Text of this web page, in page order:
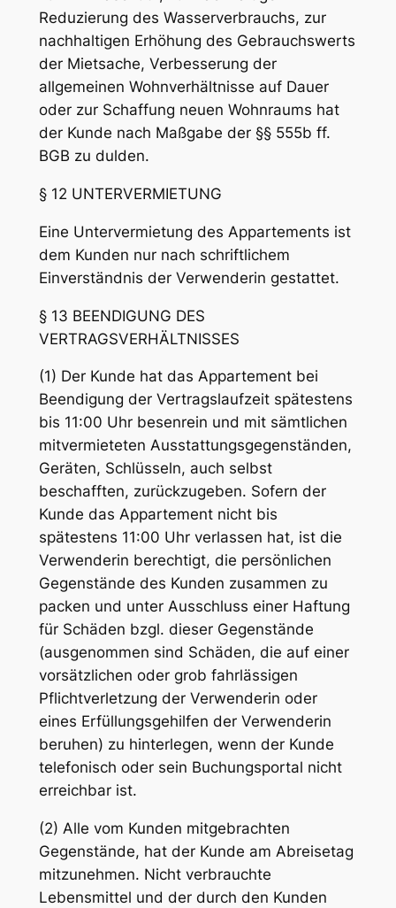
Reduzierung des Wasserverbrauchs, zur
nachhaltigen Erhöhung des Gebrauchswerts
der Mietsache, Verbesserung der
allgemeinen Wohnverhältnisse auf Dauer
oder zur Schaffung neuen Wohnraums hat
der Kunde nach Maßgabe der §§ 555b ff.
BGB zu dulden.
§ 12 UNTERVERMIETUNG
Eine Untervermietung des Appartements ist
dem Kunden nur nach schriftlichem
Einverständnis der Verwenderin gestattet.
§ 13 BEENDIGUNG DES
VERTRAGSVERHÄLTNISSES
(1) Der Kunde hat das Appartement bei
Beendigung der Vertragslaufzeit spätestens
bis 11:00 Uhr besenrein und mit sämtlichen
mitvermieteten Ausstattungsgegenständen,
Geräten, Schlüsseln, auch selbst
beschafften, zurückzugeben. Sofern der
Kunde das Appartement nicht bis
spätestens 11:00 Uhr verlassen hat, ist die
Verwenderin berechtigt, die persönlichen
Gegenstände des Kunden zusammen zu
packen und unter Ausschluss einer Haftung
für Schäden bzgl. dieser Gegenstände
(ausgenommen sind Schäden, die auf einer
vorsätzlichen oder grob fahrlässigen
Pflichtverletzung der Verwenderin oder
eines Erfüllungsgehilfen der Verwenderin
beruhen) zu hinterlegen, wenn der Kunde
telefonisch oder sein Buchungsportal nicht
erreichbar ist.
(2) Alle vom Kunden mitgebrachten
Gegenstände, hat der Kunde am Abreisetag
mitzunehmen. Nicht verbrauchte
Lebensmittel und der durch den Kunden